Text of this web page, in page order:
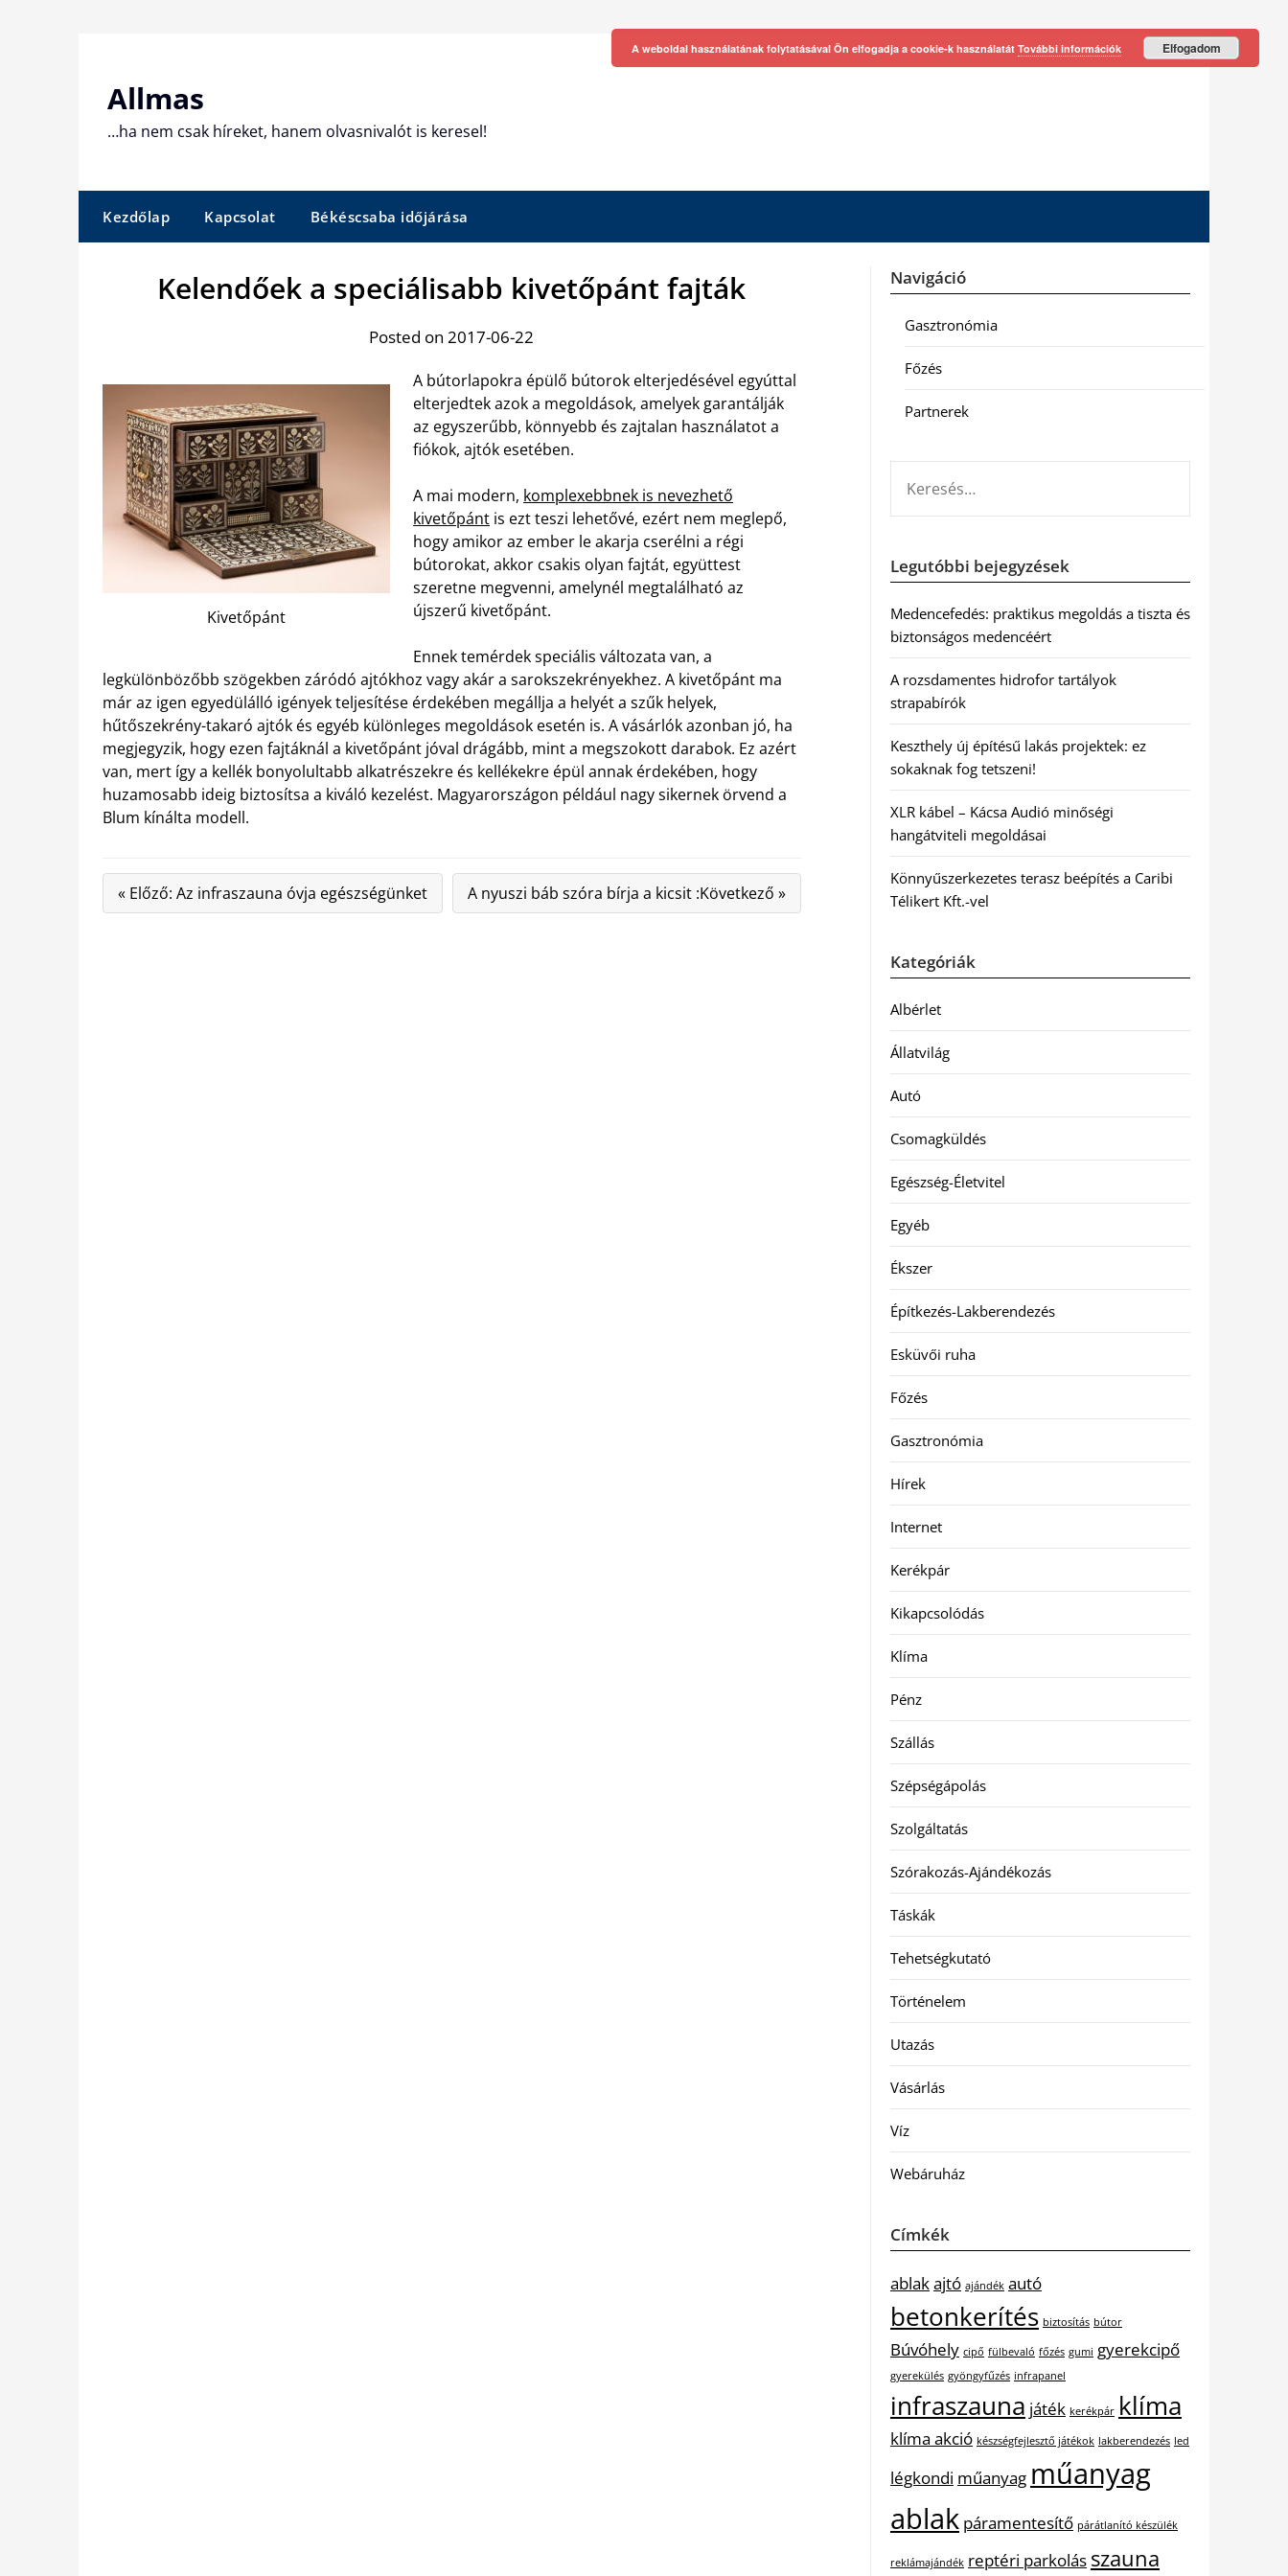
Allmas
…ha nem csak híreket, hanem olvasnivalót is keresel!
Kezdőlap Kapcsolat Békéscsaba időjárása
Kelendőek a speciálisabb kivetőpánt fajták
Posted on 2017-06-22
Kivetőpánt
A bútorlapokra épülő bútorok elterjedésével egyúttal
elterjedtek azok a megoldások, amelyek garantálják
az egyszerűbb, könnyebb és zajtalan használatot a
fiókok, ajtók esetében.
A mai modern, komplexebbnek is nevezhető
kivetőpánt is ezt teszi lehetővé, ezért nem meglepő,
hogy amikor az ember le akarja cserélni a régi
bútorokat, akkor csakis olyan fajtát, együttest
szeretne megvenni, amelynél megtalálható az
újszerű kivetőpánt.
Ennek temérdek speciális változata van, a
legkülönbözőbb szögekben záródó ajtókhoz vagy akár a sarokszekrényekhez. A kivetőpánt ma
már az igen egyedülálló igények teljesítése érdekében megállja a helyét a szűk helyek,
hűtőszekrény-takaró ajtók és egyéb különleges megoldások esetén is. A vásárlók azonban jó, ha
megjegyzik, hogy ezen fajtáknál a kivetőpánt jóval drágább, mint a megszokott darabok. Ez azért
van, mert így a kellék bonyolultabb alkatrészekre és kellékekre épül annak érdekében, hogy
huzamosabb ideig biztosítsa a kiváló kezelést. Magyarországon például nagy sikernek örvend a
Blum kínálta modell.
« Előző: Az infraszauna óvja egészségünket A nyuszi báb szóra bírja a kicsit :Következő »
Navigáció
Gasztronómia
Főzés
Partnerek
Legutóbbi bejegyzések
Medencefedés: praktikus megoldás a tiszta és
biztonságos medencéért
A rozsdamentes hidrofor tartályok
strapabírók
Keszthely új építésű lakás projektek: ez
sokaknak fog tetszeni!
XLR kábel – Kácsa Audió minőségi
hangátviteli megoldásai
Könnyűszerkezetes terasz beépítés a Caribi
Télikert Kft.-vel
Kategóriák
Albérlet
Állatvilág
Autó
Csomagküldés
Egészség-Életvitel
Egyéb
Ékszer
Építkezés-Lakberendezés
Esküvői ruha
Főzés
Gasztronómia
Hírek
Internet
Kerékpár
Kikapcsolódás
Klíma
Pénz
Szállás
Szépségápolás
Szolgáltatás
Szórakozás-Ajándékozás
Táskák
Tehetségkutató
Történelem
Utazás
Vásárlás
Víz
Webáruház
Címkék
ablakajtó ajándék autó
betonkerítés biztosítás bútor
Búvóhely cipő fülbevaló főzés gumi gyerekcipő
gyerekülés gyöngyfűzés infrapanel
infraszauna játék kerékpár klíma
klíma akció készségfejlesztő játékok lakberendezés led
légkondi műanyag műanyag
ablak páramentesítő párátlanító készülék
reklámajándék reptéri parkolás szauna
A weboldal használatának folytatásával Ön elfogadja a cookie-k használatát További információk Elfogadom